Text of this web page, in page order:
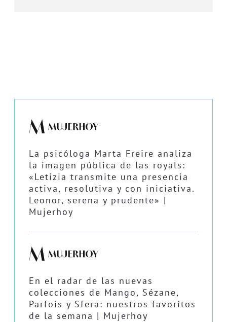
La psicóloga Marta Freire analiza
la imagen pública de las royals:
«Letizia transmite una presencia
activa, resolutiva y con iniciativa.
Leonor, serena y prudente» |
Mujerhoy
En el radar de las nuevas
colecciones de Mango, Sézane,
Parfois y Sfera: nuestros favoritos
de la semana | Mujerhoy